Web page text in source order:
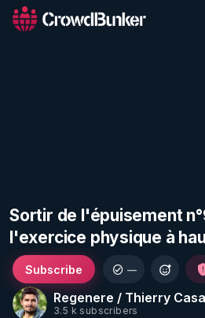
Sortir de l'épuisement
l'exercice physique à
Regenere / Thierry
3.5 k subscribers
Subscribe —